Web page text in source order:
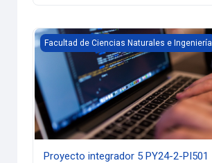
Proyecto integrador 5 PY24-2-PI501
Facultad de Ciencias Naturales e Ingeniería
Proyecto integrador 5 PY24-2-PI501